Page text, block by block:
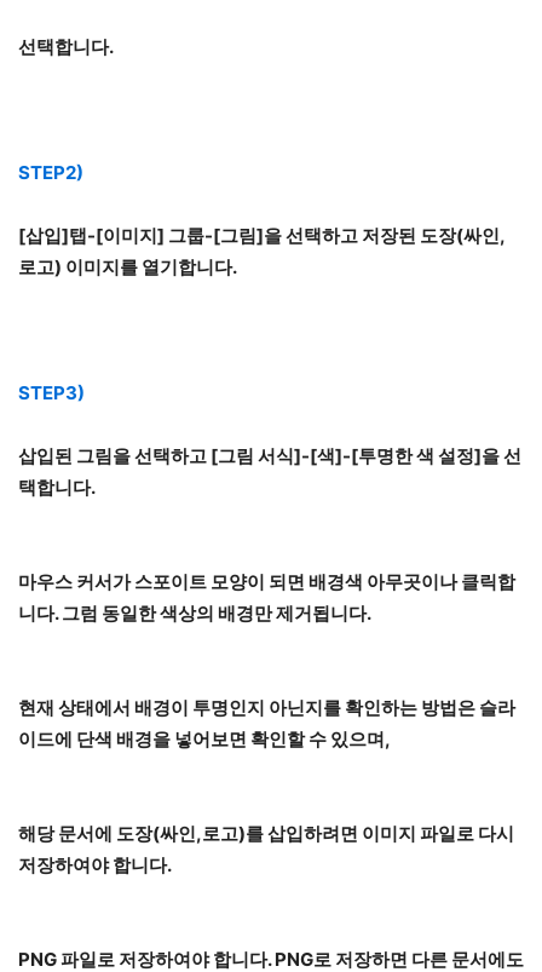
선택합니다.
STEP2)
[삽입]탭-[이미지] 그룹-[그림]을 선택하고 저장된 도장(싸인,
로고) 이미지를 열기합니다.
STEP3)
삽입된 그림을 선택하고 [그림 서식]-[색]-[투명한 색 설정]을 선
택합니다.
마우스 커서가 스포이트 모양이 되면 배경색 아무곳이나 클릭합
니다. 그럼 동일한 색상의 배경만 제거됩니다.
현재 상태에서 배경이 투명인지 아닌지를 확인하는 방법은 슬라
이드에 단색 배경을 넣어보면 확인할 수 있으며,
해당 문서에 도장(싸인,로고)를 삽입하려면 이미지 파일로 다시
저장하여야 합니다.
PNG 파일로 저장하여야 합니다. PNG로 저장하면 다른 문서에도